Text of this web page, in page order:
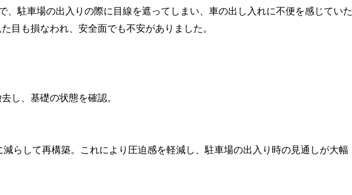
、駐車場の出入りの際に目線を遮ってしまい、車の出し入れに不便を感じていた
目も損なわれ、安全面でも不安がありました。
し、基礎の状態を確認。
らして再構築。これにより圧迫感を軽減し、駐車場の出入り時の見通しが大幅